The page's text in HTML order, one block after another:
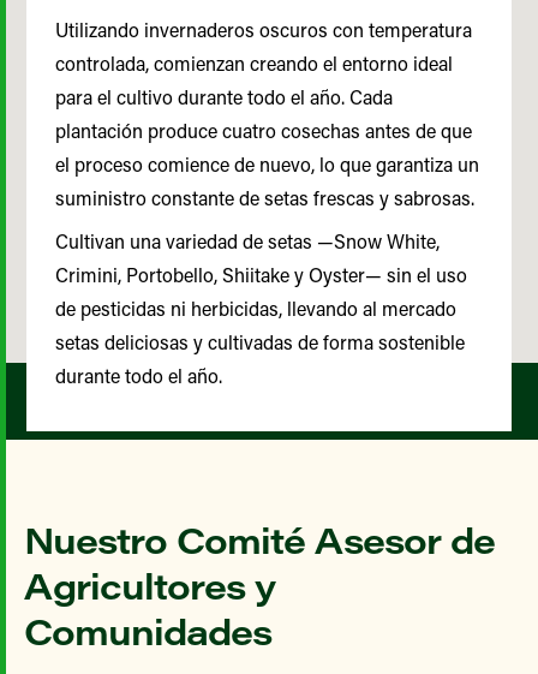
Nuestro Comité Asesor de
Agricultores y
Comunidades
Utilizando invernaderos oscuros con temperatura
controlada, comienzan creando el entorno ideal
para el cultivo durante todo el año. Cada
plantación produce cuatro cosechas antes de que
el proceso comience de nuevo, lo que garantiza un
suministro constante de setas frescas y sabrosas.
Cultivan una variedad de setas —Snow White,
Crimini, Portobello, Shiitake y Oyster— sin el uso
de pesticidas ni herbicidas, llevando al mercado
setas deliciosas y cultivadas de forma sostenible
durante todo el año.